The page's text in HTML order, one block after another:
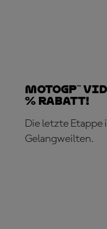
MotoGP™
% Rabatt!
Die letzte
Gelangweilten.